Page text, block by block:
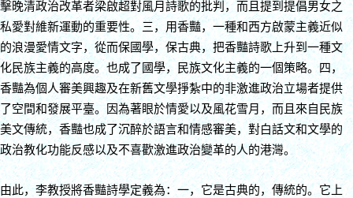
擊晚清政治改革者梁啟超對風月詩歌的批判，而且提到提倡男女之
私愛對維新運動的重要性。三，用香豔，一種和西方啟蒙主義近似
的浪漫愛情文字，從而保國學，保古典，把香豔詩歌上升到一種文
化民族主義的高度。也成了國學，民族文化主義的一個策略。四，
香豔為個人審美興趣及在新舊文學掙紮中的非激進政治立場者提供
了空間和發展平臺。因為著眼於情愛以及風花雪月，而且來自民族
美文傳統，香豔也成了沉醉於語言和情感審美，對白話文和文學的
政治教化功能反感以及不喜歡激進政治變革的人的港灣。
由此，李教授將香豔詩學定義為：一，它是古典的，傳統的。它上